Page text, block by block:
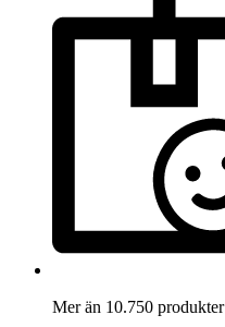
Mer än 10.750 produkter